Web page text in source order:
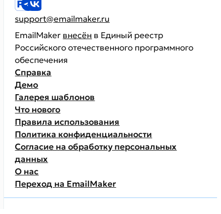
support@emailmaker.ru
EmailMaker внесён в Единый реестр
Российского отечественного программного
обеспечения
Справка
Демо
Галерея шаблонов
Что нового
Правила использования
Политика конфиденциальности
Согласие на обработку персональных
данных
О нас
Переход на EmailMaker